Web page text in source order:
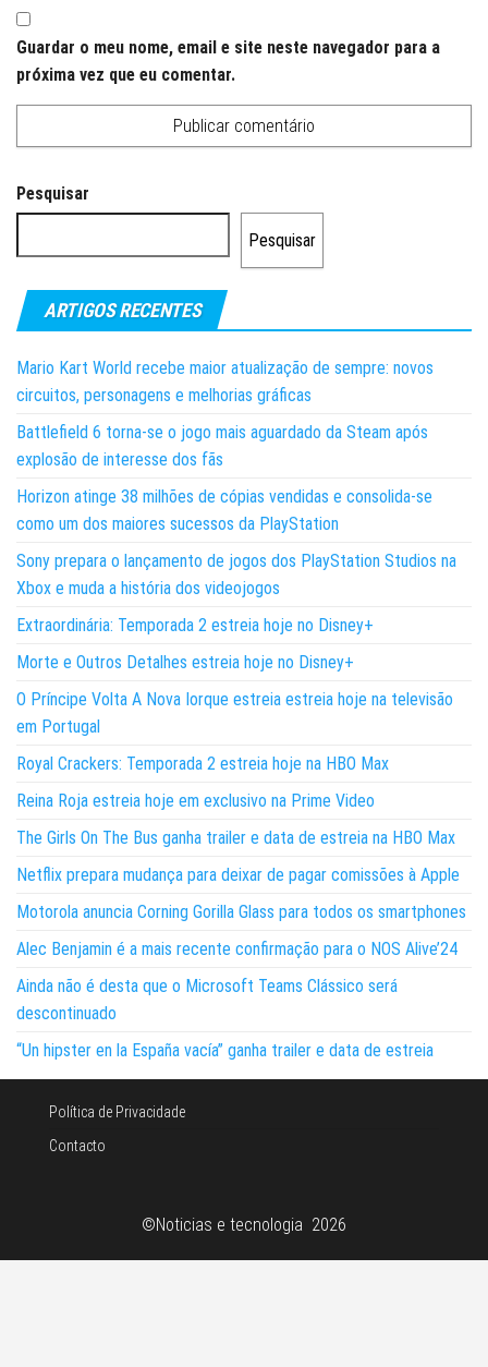
Guardar o meu nome, email e site neste navegador para a
próxima vez que eu comentar.
Pesquisar
Pesquisar
ARTIGOS RECENTES
Mario Kart World recebe maior atualização de sempre: novos
circuitos, personagens e melhorias gráficas
Battlefield 6 torna-se o jogo mais aguardado da Steam após
explosão de interesse dos fãs
Horizon atinge 38 milhões de cópias vendidas e consolida-se
como um dos maiores sucessos da PlayStation
Sony prepara o lançamento de jogos dos PlayStation Studios na
Xbox e muda a história dos videojogos
Extraordinária: Temporada 2 estreia hoje no Disney+
Morte e Outros Detalhes estreia hoje no Disney+
O Príncipe Volta A Nova Iorque estreia estreia hoje na televisão
em Portugal
Royal Crackers: Temporada 2 estreia hoje na HBO Max
Reina Roja estreia hoje em exclusivo na Prime Video
The Girls On The Bus ganha trailer e data de estreia na HBO Max
Netflix prepara mudança para deixar de pagar comissões à Apple
Motorola anuncia Corning Gorilla Glass para todos os smartphones
Alec Benjamin é a mais recente confirmação para o NOS Alive’24
Ainda não é desta que o Microsoft Teams Clássico será
descontinuado
“Un hipster en la España vacía” ganha trailer e data de estreia
Política de Privacidade
Contacto
©Noticias e tecnologia 2026